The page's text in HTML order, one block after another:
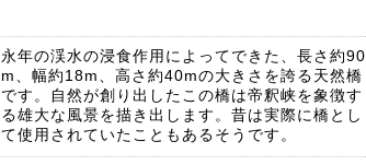
永年の渓水の浸食作用によってできた、長さ約90
m、幅約18m、高さ約40mの大きさを誇る天然橋
です。自然が創り出したこの橋は帝釈峡を象徴す
る雄大な風景を描き出します。昔は実際に橋とし
て使用されていたこともあるそうです。